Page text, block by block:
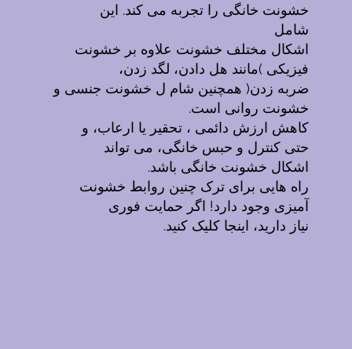
خشونت خانگی را تجربه می کند. این
شامل
اشکال مختلف خشونت علاوه بر خشونت
فیزیکی )مانند هل دادن، لگد زدن،
ضربه زدن( همچنین شام ل خشونت جنسی و
خشونت روانی است.
کاهش ارزش دائمی ، تحقیر یا ارعاب، و
حتی کنترل و حبس خانگی، می تواند
اشکال خشونت خانگی باشد.
راه هایی برای ترک چنین روابط خشونت
آمیزی وجود دارد! اگر حمایت فوری
نیاز دارید، اینجا کلیک کنید.